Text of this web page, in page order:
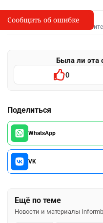
I
Сообщить об опечатке
Выделите фрагмент и
Была ли эта
0
Поделиться
WhatsApp
VK
Ещё по теме
Новости и материалы
Сообщить об ошибке